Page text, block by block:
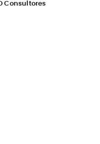
Consultores